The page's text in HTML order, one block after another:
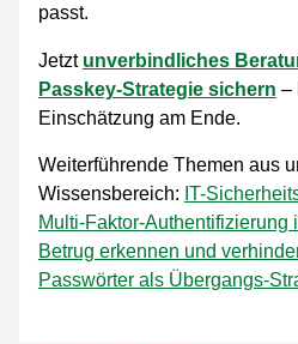
passt.
Jetzt unverbindliches
Passkey-Strategie sichern –
Einschätzung am Ende.
Weiterführende Themen aus
Wissensbereich: IT-
Multi-Faktor-Authentifizierung
Betrug erkennen und
Passwörter als Übergangs-